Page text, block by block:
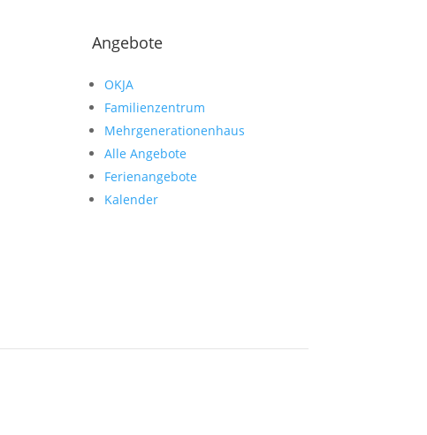
Angebote
OKJA
Familienzentrum
Mehrgenerationenhaus
Alle Angebote
Ferienangebote
Kalender